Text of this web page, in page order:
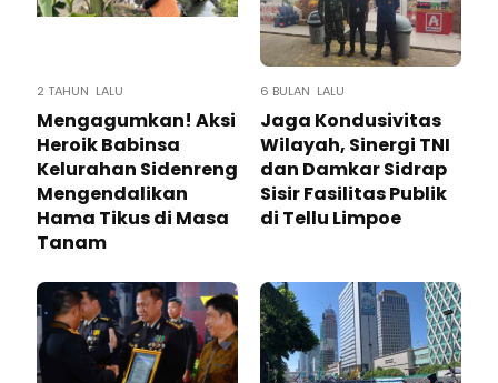
2 TAHUN LALU
Mengagumkan! Aksi
Heroik Babinsa
Kelurahan Sidenreng
Mengendalikan
Hama Tikus di Masa
Tanam
6 BULAN LALU
Jaga Kondusivitas
Wilayah, Sinergi TNI
dan Damkar Sidrap
Sisir Fasilitas Publik
di Tellu Limpoe